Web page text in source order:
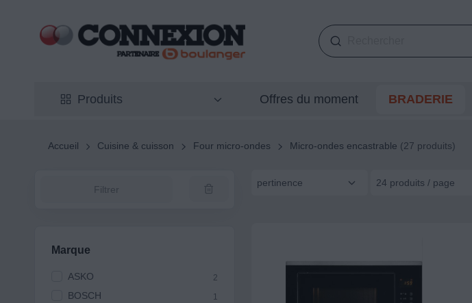
Produits Offres du moment BRADERIE
Accueil Cuisine & cuisson Four micro-ondes Micro-ondes encastrable (27 produits)
Filtrer
Marque
ASKO 2
BOSCH 1
pertinence 24 produits / page